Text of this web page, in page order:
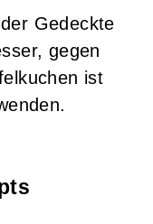
Gedeckte
gegen
ist